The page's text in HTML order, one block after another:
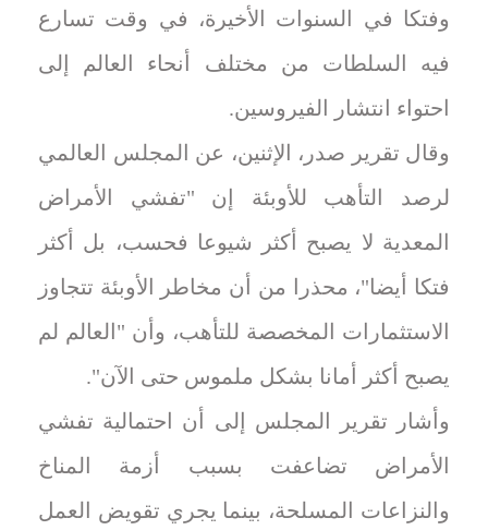
وفتكا في السنوات الأخيرة، في وقت تسارع
فيه السلطات من مختلف أنحاء العالم إلى
احتواء انتشار الفيروسين.
وقال تقرير صدر، الإثنين، عن المجلس العالمي
لرصد التأهب للأوبئة إن "تفشي الأمراض
المعدية لا يصبح أكثر شيوعا فحسب، بل أكثر
فتكا أيضا"، محذرا من أن مخاطر الأوبئة تتجاوز
الاستثمارات المخصصة للتأهب، وأن "العالم لم
يصبح أكثر أمانا بشكل ملموس حتى الآن".
وأشار تقرير المجلس إلى أن احتمالية تفشي
الأمراض تضاعفت بسبب أزمة المناخ
والنزاعات المسلحة، بينما يجري تقويض العمل